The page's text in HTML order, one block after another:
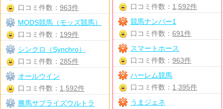
口コミ件数： 1,592件
競馬ナンバー1
口コミ件数：691件
スマートホース
口コミ件数：963件
ハーレム競馬
口コミ件数： 1,395件
うまジェネ
口コミ件数： 963件
MODS競馬（モッズ競馬）
口コミ件数： 199件
シンクロ（Synchro）
口コミ件数： 285件
オールウイン
口コミ件数： 1,592件
勝馬サプライズウルトラ